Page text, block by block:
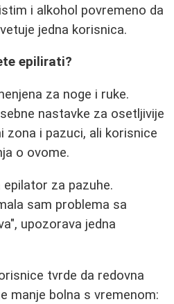
i alkohol povremeno da
jedna korisnica.
epilirati?
za noge i ruke.
nastavke za osetljivije
zona i pazuci, ali korisnice
o ovome.
za pazuhe.
sam problema sa
upozorava jedna
tvrde da redovna
manje bolna s vremenom: